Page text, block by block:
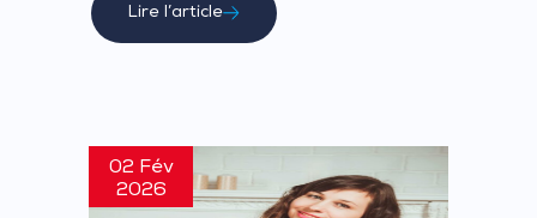
Lire l’article
02 Fév
2026